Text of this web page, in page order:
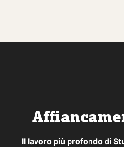
Il lavoro più profondo di